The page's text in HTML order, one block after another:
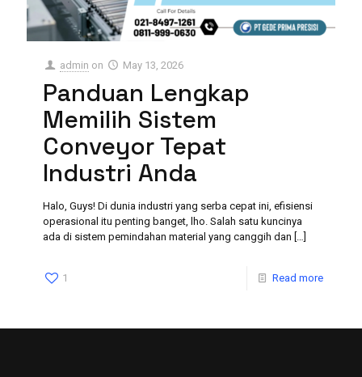
admin on May 13, 2026
Panduan Lengkap
Memilih Sistem
Conveyor Tepat
Industri Anda
Halo, Guys! Di dunia industri yang serba cepat ini, efisiensi
operasional itu penting banget, lho. Salah satu kuncinya
ada di sistem pemindahan material yang canggih dan […]
1 Read more